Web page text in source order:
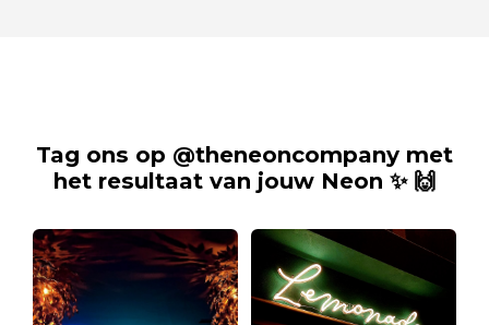
Tag ons op @theneoncompany met
het resultaat van jouw Neon ✨ 🙌